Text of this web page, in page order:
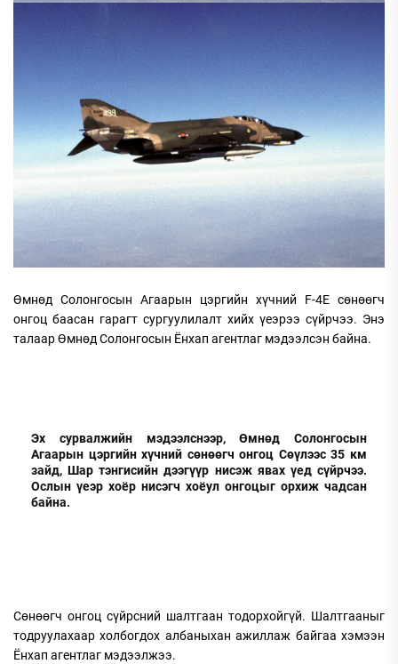
Өмнөд Солонгосын Агаарын цэргийн хүчний F-4Е сөнөөгч
онгоц баасан гарагт сургуулилалт хийх үеэрээ сүйрчээ. Энэ
талаар Өмнөд Солонгосын Ёнхап агентлаг мэдээлсэн байна.
Эх сурвалжийн мэдээлснээр, Өмнөд Солонгосын
Агаарын цэргийн хүчний сөнөөгч онгоц Сөүлээс 35 км
зайд, Шар тэнгисийн дээгүүр нисэж явах үед сүйрчээ.
Ослын үеэр хоёр нисэгч хоёул онгоцыг орхиж чадсан
байна.
Сөнөөгч онгоц сүйрсний шалтгаан тодорхойгүй. Шалтгааныг
тодруулахаар холбогдох албаныхан ажиллаж байгаа хэмээн
Ёнхап агентлаг мэдээлжээ.